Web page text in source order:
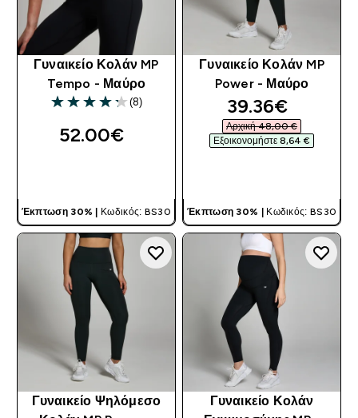
Γυναικείο Κολάν MP
Tempo - Μαύρο
4.25 out of 5 stars
(8)
52.00€‎
Έκπτωση 30% | Κωδικός: BS30
Γυναικείο Κολάν MP
Power - Μαύρο
discounted
39.36€‎
Αρχική 48,00 €‎
Εξοικονομήστε 8,64 €‎
Έκπτωση 30% | Κωδικός: BS30
Γυναικείο Ψηλόμεσο
Γυναικείο Κολάν